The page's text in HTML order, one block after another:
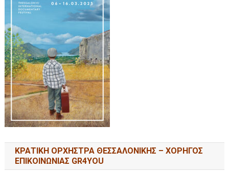
ΚΡΑΤΙΚΗ ΟΡΧΗΣΤΡΑ ΘΕΣΣΑΛΟΝΙΚΗΣ – ΧΟΡΗΓΟΣ
ΕΠΙΚΟΙΝΩΝΙΑΣ GR4YOU